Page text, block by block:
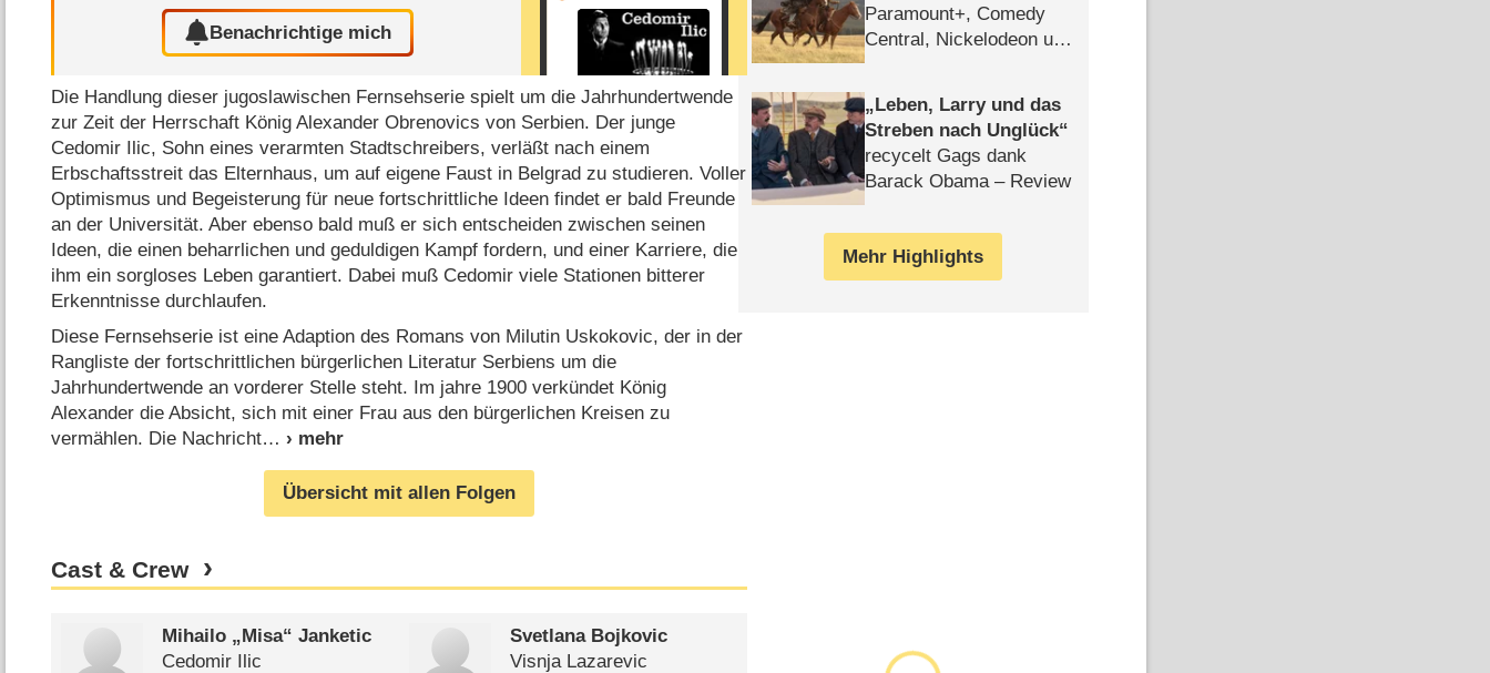
Benachrichtige mich
Die Handlung dieser jugoslawischen Fernsehserie spielt um die Jahrhundertwende
zur Zeit der Herrschaft König Alexander Obrenovics von Serbien. Der junge
Cedomir Ilic, Sohn eines verarmten Stadtschreibers, verläßt nach einem
Erbschaftsstreit das Elternhaus, um auf eigene Faust in Belgrad zu studieren. Voller
Optimismus und Begeisterung für neue fortschrittliche Ideen findet er bald Freunde
an der Universität. Aber ebenso bald muß er sich entscheiden zwischen seinen
Ideen, die einen beharrlichen und geduldigen Kampf fordern, und einer Karriere, die
ihm ein sorgloses Leben garantiert. Dabei muß Cedomir viele Stationen bitterer
Erkenntnisse durchlaufen.
Diese Fernsehserie ist eine Adaption des Romans von Milutin Uskokovic, der in der
Rangliste der fortschrittlichen bürgerlichen Literatur Serbiens um die
Jahrhundertwende an vorderer Stelle steht. Im jahre 1900 verkündet König
Alexander die Absicht, sich mit einer Frau aus den bürgerlichen Kreisen zu
vermählen. Die Nachricht
Übersicht mit allen Folgen
Cast & Crew
Mihailo „Misa“ Janketic
Cedomir Ilic
Svetlana Bojkovic
Visnja Lazarevic
Paramount+, Comedy
Central, Nickelodeon und
Leben, Larry und das
Streben nach Unglück
recycelt Gags dank
Barack Obama – Review
Mehr Highlights